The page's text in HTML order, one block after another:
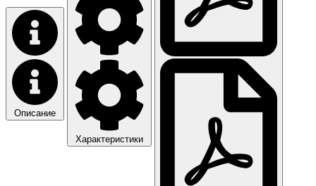
Описание
Характеристики